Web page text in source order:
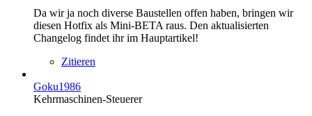
Da wir ja noch diverse Baustellen offen haben, bringen wir
diesen Hotfix als Mini-BETA raus. Den aktualisierten
Changelog findet ihr im Hauptartikel!
Zitieren
Goku1986
Kehrmaschinen-Steuerer